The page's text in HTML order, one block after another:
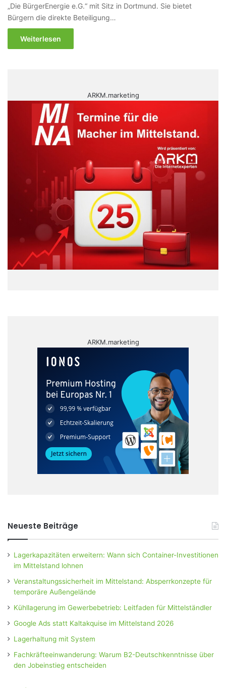
„Die BürgerEnergie e.G.“ mit Sitz in Dortmund. Sie bietet
Bürgern die direkte Beteiligung…
Weiterlesen
ARKM.marketing
ARKM.marketing
Neueste Beiträge
Lagerkapazitäten erweitern: Wann sich Container-Investitionen
im Mittelstand lohnen
Veranstaltungssicherheit im Mittelstand: Absperrkonzepte für
temporäre Außengelände
Kühllagerung im Gewerbebetrieb: Leitfaden für Mittelständler
Google Ads statt Kaltakquise im Mittelstand 2026
Lagerhaltung mit System
Fachkräfteeinwanderung: Warum B2-Deutschkenntnisse über
den Jobeinstieg entscheiden